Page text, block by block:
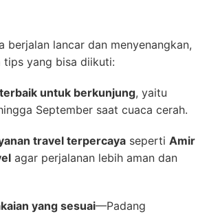
berjalan lancar dan menyenangkan,
tips yang bisa diikuti:
untuk berkunjung, yaitu
September saat cuaca cerah.
travel terpercaya seperti Amir
agar perjalanan lebih aman dan
yang sesuai—Padang